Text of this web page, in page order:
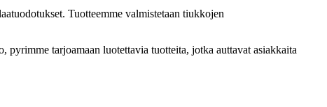
Tuotteemme valmistetaan tiukkojen
tarjoamaan luotettavia tuotteita, jotka auttavat asiakkaita